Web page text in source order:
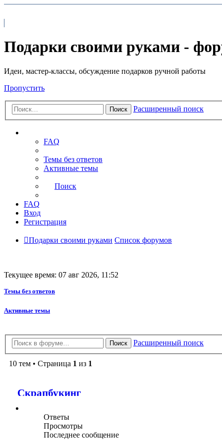
Подарки своими руками -
Идеи, мастер-классы, обсуждение подарков ручной работы
Пропустить
Поиск Расширенный поиск
FAQ
Темы без ответов
Активные темы
Поиск
FAQ
Вход
Регистрация
Подарки своими руками Список форумов
Текущее время: 07 авг 2026, 11:52
Темы без ответов
Активные темы
Поиск Расширенный поиск
10 тем • Страница 1 из 1
Скрапбукинг
Ответы
Просмотры
Последнее сообщение